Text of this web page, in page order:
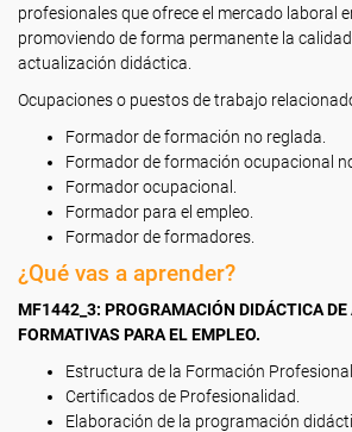
profesionales que ofrece el mercado laboral
promoviendo de forma permanente la
actualización didáctica.
Ocupaciones o puestos de trabajo
Formador de formación no reglada.
Formador de formación ocupacional
Formador ocupacional.
Formador para el empleo.
Formador de formadores.
¿Qué vas a aprender?
MF1442_3: PROGRAMACIÓN DIDÁCTICA DE
FORMATIVAS PARA EL EMPLEO.
Estructura de la Formación Profesional.
Certificados de Profesionalidad.
Elaboración de la programación